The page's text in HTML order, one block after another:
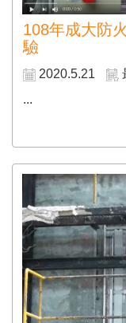
108年成大防
驗
2020.5.21
...